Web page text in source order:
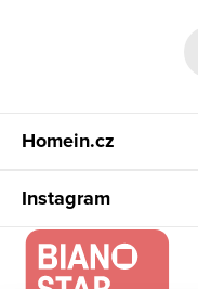
Homein.cz
Instagram